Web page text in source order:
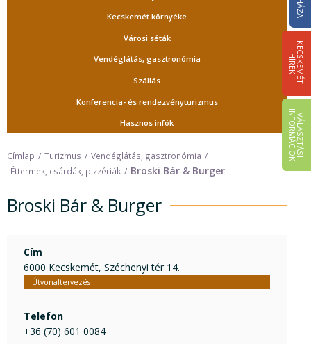
K
E
C
S
K
E
M
É
T
I
HÍ
R
E
K
V
Á
L
A
S
Z
T
Á
S
I
IN
F
O
R
M
Á
C
I
Ó
K
Kecskemét környéke
Városi séták
Vendéglátás, gasztronómia
Szállás
Konferencia- és rendezvényturizmus
Hasznos infók
Címlap Turizmus
Vendéglátás, gasztronómia
Éttermek, csárdák, pizzériák
Broski Bár & Burger
Broski Bár & Burger
Cím
6000 Kecskemét, Széchenyi tér 14.
Útvonaltervezés
Telefon
+36 (70) 601 0084